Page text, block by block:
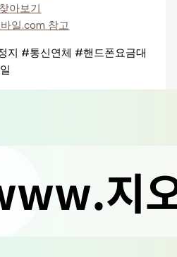
아보기
일.com 참고
지 #통신연체 #핸드폰요금대